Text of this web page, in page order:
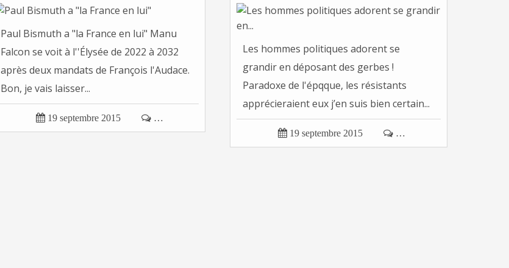
Paul Bismuth a "la France en lui" Manu
Falcon se voit à l''Élysée de 2022 à 2032
après deux mandats de François l'Audace.
Bon, je vais laisser...
 19 septembre 2015  …
Les hommes politiques adorent se
grandir en déposant des gerbes !
Paradoxe de l'épqque, les résistants
apprécieraient eux j’en suis bien certain...
 19 septembre 2015  …